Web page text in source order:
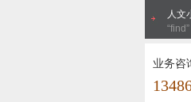
人文
业务咨